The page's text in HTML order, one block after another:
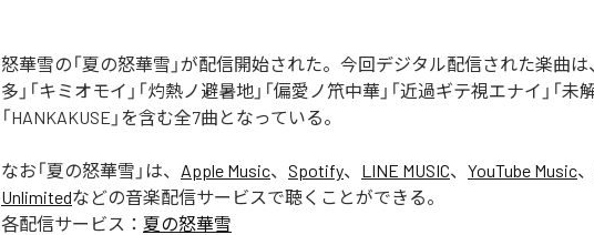
怒華雪の「夏の怒華雪」が配信開始された。今回デジタル配信された楽曲は
多」「キミオモイ」「灼熱ノ避暑地」「偏愛ノ笊中華」「近過ギテ視エナイ」「未
「HANKAKUSE」を含む全7曲となっている。
なお「夏の怒華雪 」は、 Apple Music、 Spotify、 LINE MUSIC、 YouTube Music、
Unlimitedなどの音楽配信サービスで聴くことができる。
各配信サービス： 夏の怒華雪